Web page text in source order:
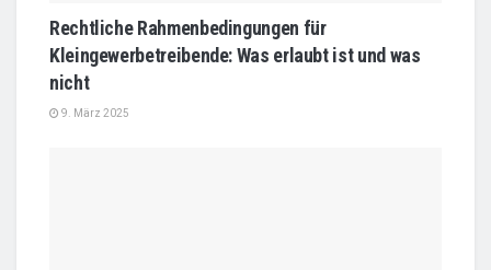
Rechtliche Rahmenbedingungen für
Kleingewerbetreibende: Was erlaubt ist und was
nicht
9. März 2025